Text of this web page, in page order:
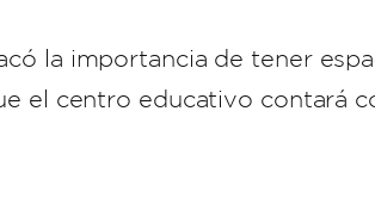
la importancia de tener
el centro educativo contará